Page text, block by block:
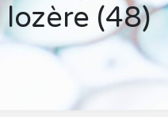
lozère (48)